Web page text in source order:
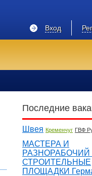
Вход
Последние
Швея Кременчуг ГВФ
МАСТЕРА И
РАЗНОРАБОЧИЙ
СТРОИТЕЛЬНЫЕ
ПЛОЩАДКИ